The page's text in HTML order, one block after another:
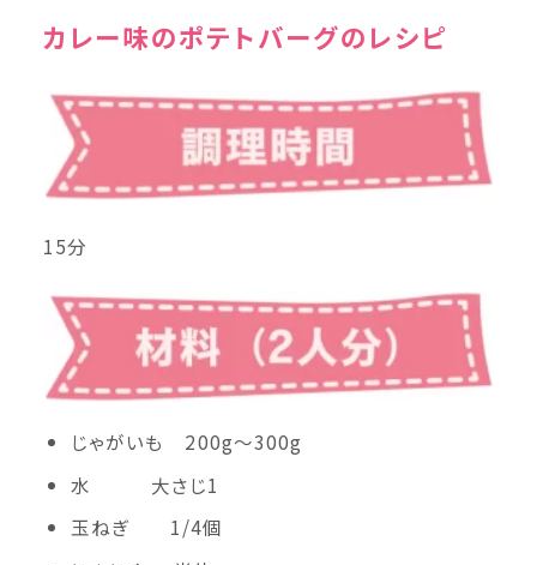
カレー味のポテトバーグのレシピ
15分
じゃがいも 200g〜300g
水 大さじ1
玉ねぎ 1/4個